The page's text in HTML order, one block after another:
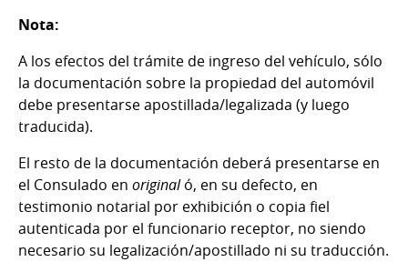
Nota:
A los efectos del trámite de ingreso del vehículo, sólo
la documentación sobre la propiedad del automóvil
debe presentarse apostillada/legalizada (y luego
traducida).
El resto de la documentación deberá presentarse en
el Consulado en originaló, en su defecto, en
testimonio notarial por exhibición o copia fiel
autenticada por el funcionario receptor, no siendo
necesario su legalización/apostillado ni su traducción.